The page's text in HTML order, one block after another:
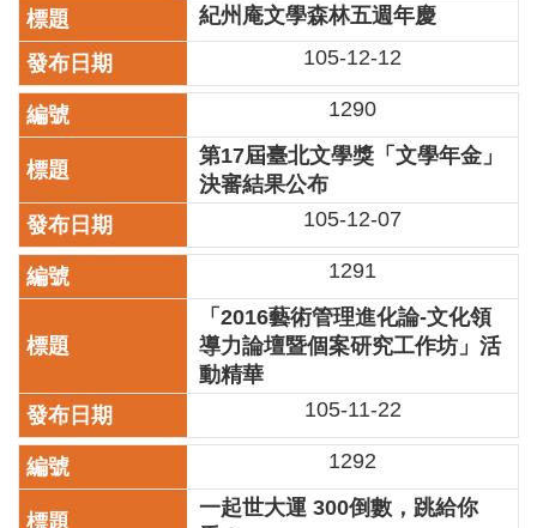
回
首
頁
網
站
導
覽
陳
系
統
雙
語
詞
彙
紀州庵文學森林五週年慶
105-12-12
1290
第17屆臺北文學獎「文學年金」
決審結果公布
105-12-07
1291
「2016藝術管理進化論-文化領
導力論壇暨個案研究工作坊」活
動精華
105-11-22
1292
一起世大運 300倒數，跳給你